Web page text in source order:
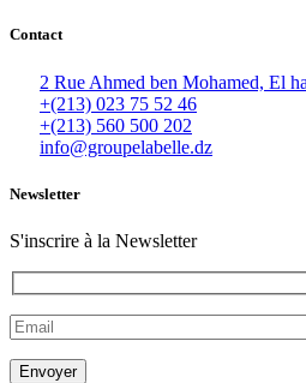
Contact
2 Rue Ahmed ben Mohamed, El
+(213) 023 75 52 46
+(213) 560 500 202
info@groupelabelle.dz
Newsletter
S'inscrire à la Newsletter